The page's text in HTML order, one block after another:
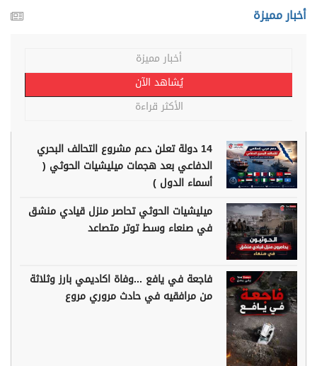
أخبار مميزة
أخبار مميزة
يُشاهد الآن
الأكثر قراءة
14 دولة تعلن دعم مشروع التحالف البحري
الدفاعي بعد هجمات ميليشيات الحوثي (
أسماء الدول )
ميليشيات الحوثي تحاصر منزل قيادي منشق
في صنعاء وسط توتر متصاعد
فاجعة في يافع ...وفاة اكاديمي بارز وثلاثة
من مرافقيه في حادث مروري مروع